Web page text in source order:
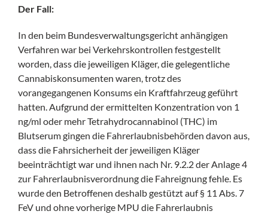
Der Fall:
In den beim Bundesverwaltungsgericht anhängigen
Verfahren war bei Verkehrskontrollen festgestellt
worden, dass die jeweiligen Kläger, die gelegentliche
Cannabiskonsumenten waren, trotz des
vorangegangenen Konsums ein Kraftfahrzeug geführt
hatten. Aufgrund der ermittelten Konzentration von 1
ng/ml oder mehr Tetrahydrocannabinol (THC) im
Blutserum gingen die Fahrerlaubnisbehörden davon aus,
dass die Fahrsicherheit der jeweiligen Kläger
beeinträchtigt war und ihnen nach Nr. 9.2.2 der Anlage 4
zur Fahrerlaubnisverordnung die Fahreignung fehle. Es
wurde den Betroffenen deshalb gestützt auf § 11 Abs. 7
FeV und ohne vorherige MPU die Fahrerlaubnis